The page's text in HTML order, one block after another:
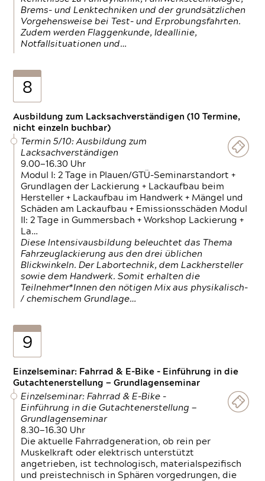
Brems- und Lenktechniken und der grundsätzlichen
Vorgehensweise bei Test- und Erprobungsfahrten.
Zudem werden Flaggenkunde, Ideallinie,
Notfallsituationen und…
8
Ausbildung zum Lacksachverständigen (10 Termine,
nicht einzeln buchbar)
Termin 5/10: Ausbildung zum
Lacksachverständigen
9.00—16.30 Uhr
Modul I: 2 Tage in Plauen/GTÜ-Seminarstandort +
Grundlagen der Lackierung + Lackaufbau beim
Hersteller + Lackaufbau im Handwerk + Mängel und
Schäden am Lackaufbau + Emissionsschäden Modul
II: 2 Tage in Gummersbach + Workshop Lackierung +
La…
Diese Intensivausbildung beleuchtet das Thema
Fahrzeuglackierung aus den drei üblichen
Blickwinkeln. Der Labortechnik, dem Lackhersteller
sowie dem Handwerk. Somit erhalten die
Teilnehmer*Innen den nötigen Mix aus physikalisch-
/ chemischem Grundlage…
9
Einzelseminar: Fahrrad & E-Bike - Einführung in die
Gutachtenerstellung — Grundlagenseminar
Einzelseminar: Fahrrad & E-Bike -
Einführung in die Gutachtenerstellung —
Grundlagenseminar
8.30—16.30 Uhr
Die aktuelle Fahrradgeneration, ob rein per
Muskelkraft oder elektrisch unterstützt
angetrieben, ist technologisch, materialspezifisch
und preistechnisch in Sphären vorgedrungen, die